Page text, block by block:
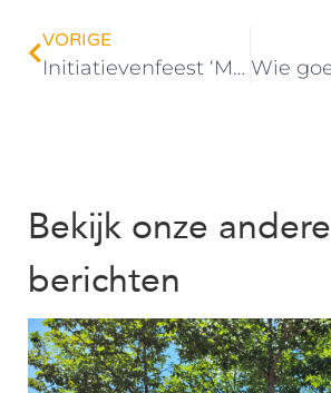
VORIGE
Initiatievenfeest ‘Mensen maken Culemborg’
Bekijk onze andere
berichten